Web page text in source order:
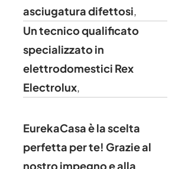
asciugatura difettosi,
Un tecnico qualificato
specializzato in
elettrodomestici Rex
Electrolux,
EurekaCasa è la scelta
perfetta per te! Grazie al
nostro impegno e alla